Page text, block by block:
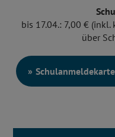
bis 17.04.: 7,00 €
über